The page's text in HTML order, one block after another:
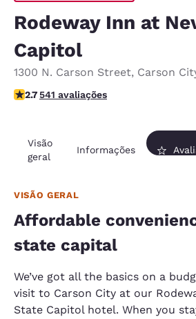
Rodeway Inn at
Capitol
1300 N. Carson Street, Carson
classificação 2.71 estrelas. Razoável.
2.7541 avaliações
Visão
geral
Informações
VISÃO GERAL
Affordable
state capital
We’ve got all the basics on a
visit to Carson City at our
State Capitol hotel. When you